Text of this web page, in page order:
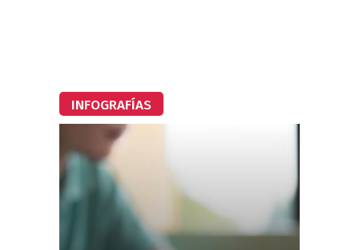
INFOGRAFÍAS